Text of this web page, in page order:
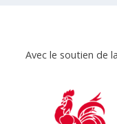
Avec le soutien de